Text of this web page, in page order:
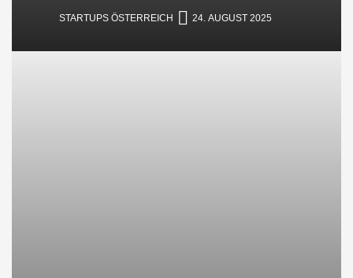
STARTUPS ÖSTERREICH 24. AUGUST 2025